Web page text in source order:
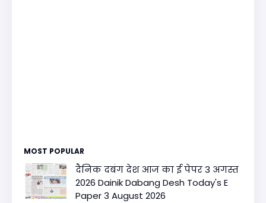
MOST POPULAR
दैनिक दबंग देश आज का ई पेपर 3 अगस्त
2026 Dainik Dabang Desh Today's E
Paper 3 August 2026